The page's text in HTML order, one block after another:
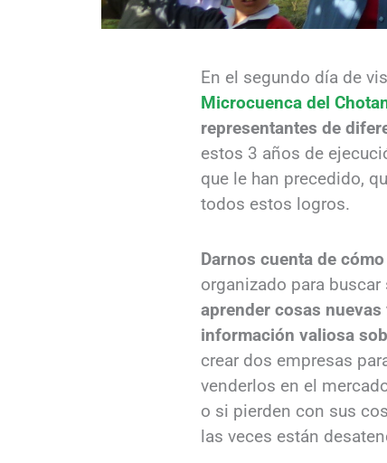
En el segundo día de
Microcuenca del
representantes de
estos 3 años de
que le han precedido,
todos estos logros.
Darnos cuenta de
organizado para
aprender cosas
información valiosa
crear dos empresas
venderlos en el
o si pierden con sus
las veces están